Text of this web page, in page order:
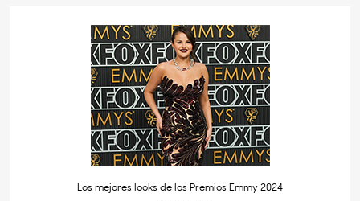
Los mejores looks de los Premios Emmy 2024